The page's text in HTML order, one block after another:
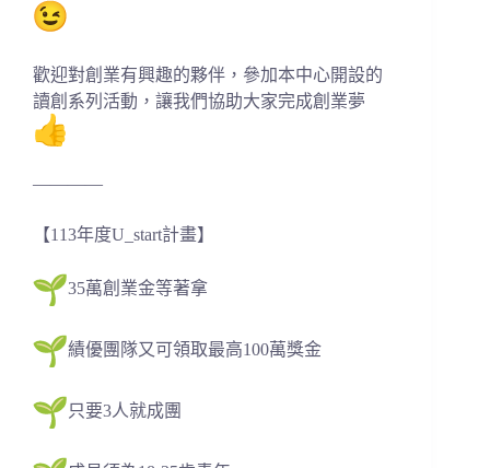
歡迎對創業有興趣的夥伴，參加本中心開設的
讀創系列活動， 讓我們協助大家完成創業夢
————
【113年度U_start計畫】
35萬創業金等著拿
績優團隊又可領取最高100萬獎金
只要3人就成團